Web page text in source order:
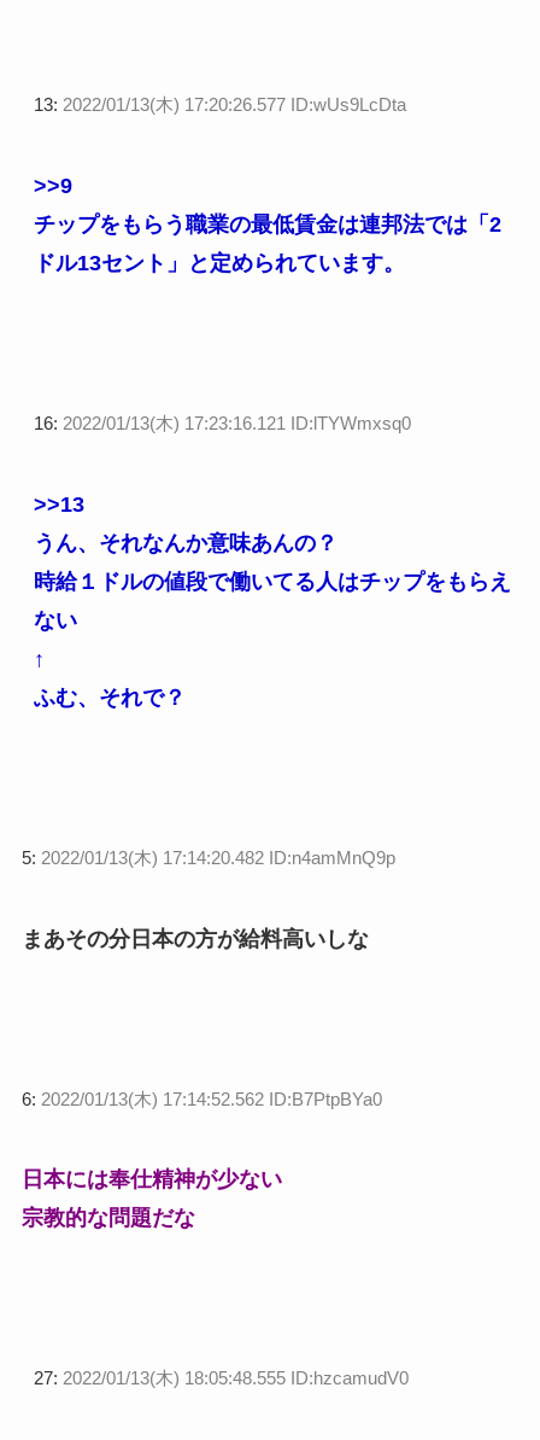
13: 2022/01/13(木) 17:20:26.577 ID:wUs9LcDta
>>9
チップをもらう職業の最低賃金は連邦法では「2
ドル13セント」と定められています。
16: 2022/01/13(木) 17:23:16.121 ID:lTYWmxsq0
>>13
うん、それなんか意味あんの？
時給１ドルの値段で働いてる人はチップをもらえ
ない
↑
ふむ、それで？
5: 2022/01/13(木) 17:14:20.482 ID:n4amMnQ9p
まあその分日本の方が給料高いしな
6: 2022/01/13(木) 17:14:52.562 ID:B7PtpBYa0
日本には奉仕精神が少ない
宗教的な問題だな
27: 2022/01/13(木) 18:05:48.555 ID:hzcamudV0